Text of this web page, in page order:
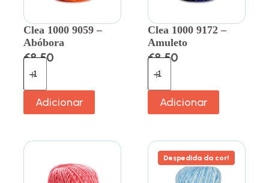
Clea 1000 9059 –
Abóbora
€8.50
Adicionar
Clea 1000 9172 –
Amuleto
€8.50
Adicionar
Despedida da cor!